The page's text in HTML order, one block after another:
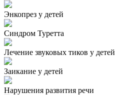
Энкопрез у детей
Синдром Туретта
Лечение звуковых тиков у детей
Заикание у детей
Нарушения развития речи